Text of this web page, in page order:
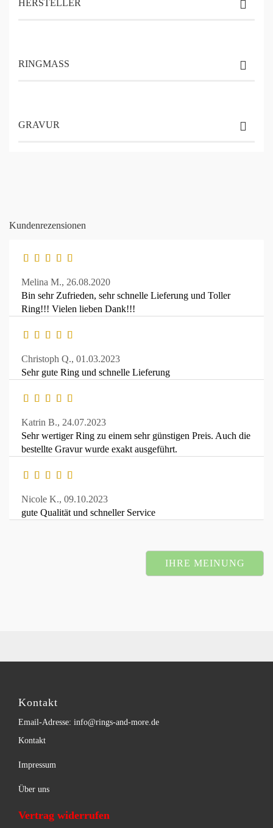
HERSTELLER
RINGMASS
GRAVUR
Kundenrezensionen
Melina M., 26.08.2020
Bin sehr Zufrieden, sehr schnelle Lieferung und Toller
Ring!!! Vielen lieben Dank!!!
Christoph Q., 01.03.2023
Sehr gute Ring und schnelle Lieferung
Katrin B., 24.07.2023
Sehr wertiger Ring zu einem sehr günstigen Preis. Auch die
bestellte Gravur wurde exakt ausgeführt.
Nicole K., 09.10.2023
gute Qualität und schneller Service
IHRE MEINUNG
Kontakt
Email-Adresse: info@rings-and-more.de
Kontakt
Impressum
Über uns
Vertrag widerrufen